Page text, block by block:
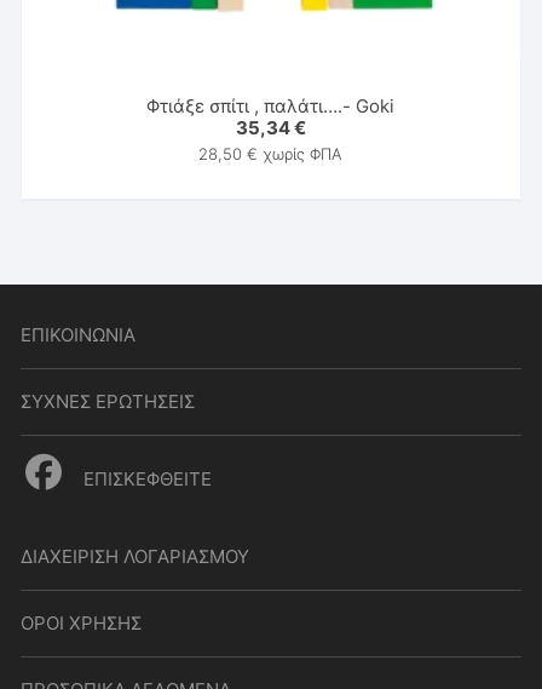
Φτιάξε σπίτι , παλάτι….- Goki
35,34€
28,50€ χωρίς ΦΠΑ
ΕΠΙΚΟΙΝΩΝΙΑ
ΣΥΧΝΕΣ ΕΡΩΤΗΣΕΙΣ
ΕΠΙΣΚΕΦΘΕΙΤΕ
ΔΙΑΧΕΙΡΙΣΗ ΛΟΓΑΡΙΑΣΜΟΥ
ΟΡΟΙ ΧΡΗΣΗΣ